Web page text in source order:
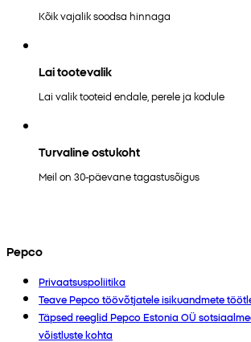
Kõik vajalik soodsa hinnaga
Lai tootevalik
Lai valik tooteid endale, perele ja kodule
Turvaline ostukoht
Meil on 30-päevane tagastusõigus
Pepco
Privaatsuspoliitika
Teave Pepco töövõtjatele isikuandmete
Täpsed reeglid Pepco Estonia OÜ
võistluste kohta